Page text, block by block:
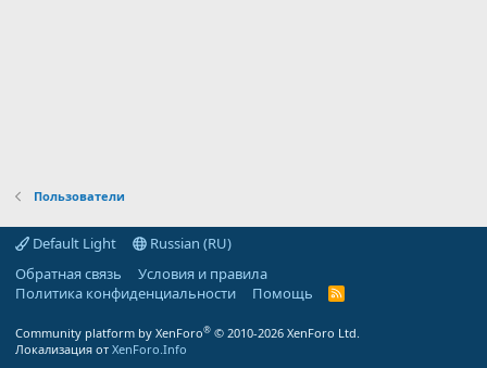
Пользователи
Default Light
Russian (RU)
Обратная связь
Условия и правила
Политика конфиденциальности
Помощь
R
Community platform by XenForo® © 2010-2026 XenForo Ltd.
Локализация от XenForo.Info